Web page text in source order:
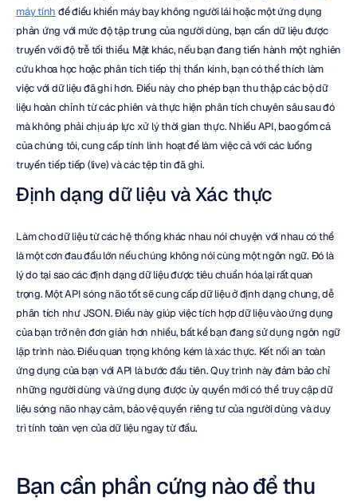
máy tính để điều khiển máy bay không người lái hoặc một ứng dụng
phản ứng với mức độ tập trung của người dùng, bạn cần dữ liệu được
truyền với độ trễ tối thiểu. Mặt khác, nếu bạn đang tiến hành một nghiên
cứu khoa học hoặc phân tích tiếp thị thần kinh, bạn có thể thích làm
việc với dữ liệu đã ghi hơn. Điều này cho phép bạn thu thập các bộ dữ
liệu hoàn chỉnh từ các phiên và thực hiện phân tích chuyên sâu sau đó
mà không phải chịu áp lực xử lý thời gian thực. Nhiều API, bao gồm cả
của chúng tôi, cung cấp tính linh hoạt để làm việc cả với các luồng
truyền tiếp tiếp (live) và các tệp tin đã ghi.
Định dạng dữ liệu và Xác thực
Làm cho dữ liệu từ các hệ thống khác nhau nói chuyện với nhau có thể
là một cơn đau đầu lớn nếu chúng không nói cùng một ngôn ngữ. Đó là
lý do tại sao các định dạng dữ liệu được tiêu chuẩn hóa lại rất quan
trọng. Một API sóng não tốt sẽ cung cấp dữ liệu ở định dạng chung, dễ
phân tích như JSON. Điều này giúp việc tích hợp dữ liệu vào ứng dụng
của bạn trở nên đơn giản hơn nhiều, bất kể bạn đang sử dụng ngôn ngữ
lập trình nào. Điều quan trọng không kém là xác thực. Kết nối an toàn
ứng dụng của bạn với API là bước đầu tiên. Quy trình này đảm bảo chỉ
những người dùng và ứng dụng được ủy quyền mới có thể truy cập dữ
liệu sóng não nhạy cảm, bảo vệ quyền riêng tư của người dùng và duy
trì tính toàn vẹn của dữ liệu ngay từ đầu.
Bạn cần phần cứng nào để thu